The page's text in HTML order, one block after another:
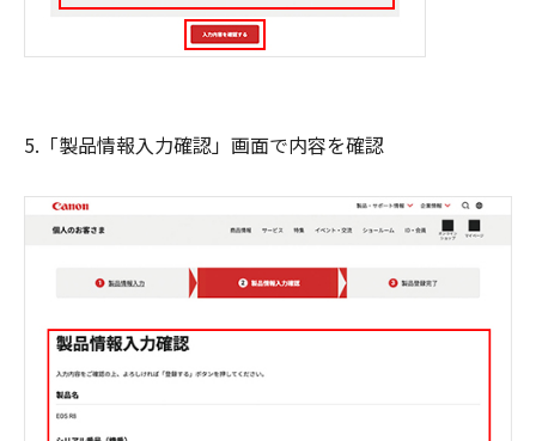
5.「製品情報入力確認」画面で内容を確認